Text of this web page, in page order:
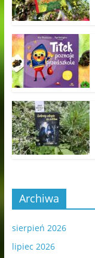
Archiwa
sierpień 2026
lipiec 2026